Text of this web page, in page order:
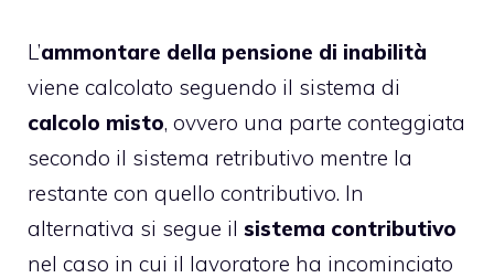
L’ammontare della pensione di inabilità
viene calcolato seguendo il sistema di
calcolo misto, ovvero una parte conteggiata
secondo il sistema retributivo mentre la
restante con quello contributivo. In
alternativa si segue il sistema contributivo
nel caso in cui il lavoratore ha incominciato